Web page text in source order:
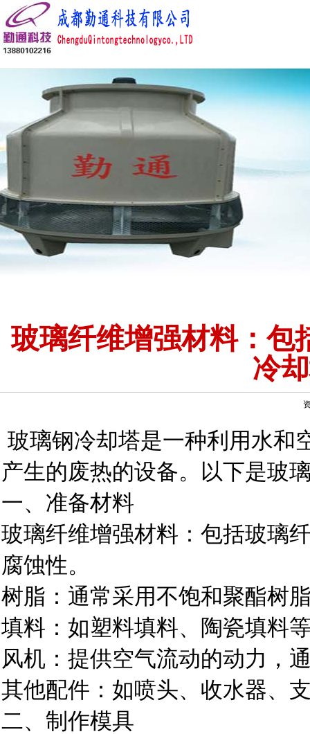
玻璃纤维增强材料：包
冷
玻璃钢冷却塔是一种利用水和
产生的废热的设备。以下是玻
一、准备材料
玻璃纤维增强材料：包括玻璃
腐蚀性。
树脂：通常采用不饱和聚酯树
填料：如塑料填料、陶瓷填料
风机：提供空气流动的动力，
其他配件：如喷头、收水器、
二、制作模具